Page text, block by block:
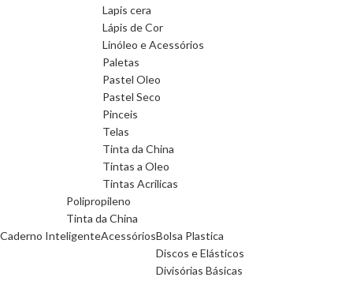
Lapis cera
Lápis de Cor
Linóleo e Acessórios
Paletas
Pastel Oleo
Pastel Seco
Pinceis
Telas
Tinta da China
Tintas a Oleo
Tintas Acrilicas
Polipropileno
Tinta da China
Caderno InteligenteAcessóriosBolsa Plastica
Discos e Elásticos
Divisórias Básicas